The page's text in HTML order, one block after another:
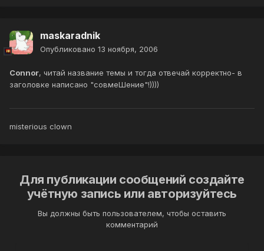
maskaradnik
Опубликовано 13 ноября, 2006
Connor, читай название темы и тогда отвечай корректно- в
заголовке написано "совмеШение"!))))
misterious clown
Для публикации сообщений создайте
учётную запись или авторизуйтесь
Вы должны быть пользователем, чтобы оставить
комментарий